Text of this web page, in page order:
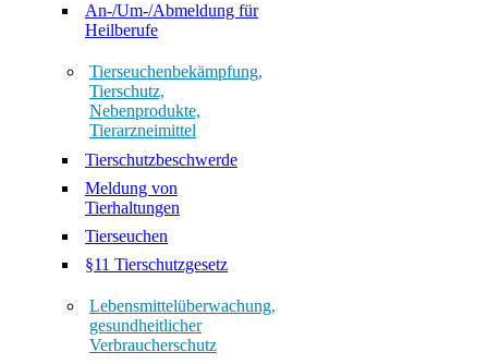
An-/Um-/Abmeldung für
Heilberufe
Tierseuchenbekämpfung,
Tierschutz,
Nebenprodukte,
Tierarzneimittel
Tierschutzbeschwerde
Meldung von
Tierhaltungen
Tierseuchen
§11 Tierschutzgesetz
Lebensmittelüberwachung,
gesundheitlicher
Verbraucherschutz